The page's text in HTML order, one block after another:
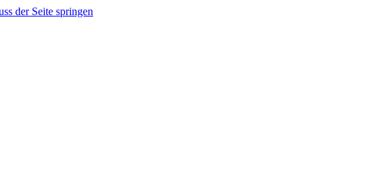
der Seite springen